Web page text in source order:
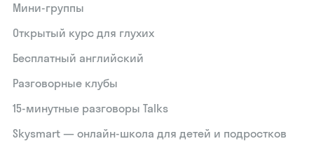
Мини-группы
Открытый курс для глухих
Бесплатный английский
Разговорные клубы
15‑минутные разговоры Talks
Skysmart — онлайн-школа для детей и подростков